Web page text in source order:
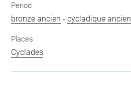
Period
bronze ancien -cycladique ancien
Places
Cyclades